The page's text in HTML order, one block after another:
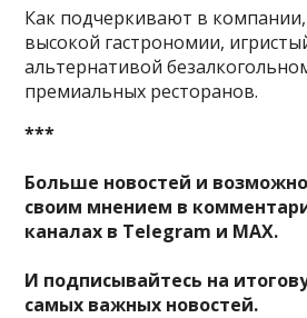
Как подчеркивают в
высокой гастрономии,
альтернативой
премиальных ресторанов.
***
Больше новостей и
своим мнением в
каналах в Telegram и MAX.
И подписывайтесь на
самых важных новостей.